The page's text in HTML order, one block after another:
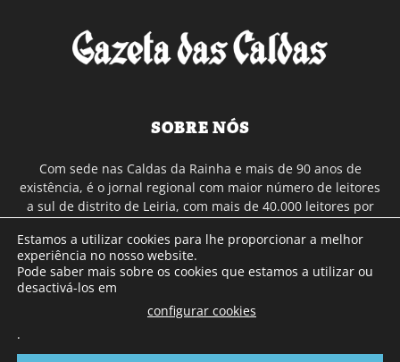
SOBRE NÓS
Com sede nas Caldas da Rainha e mais de 90 anos de
existência, é o jornal regional com maior número de leitores
a sul de distrito de Leiria, com mais de 40.000 leitores por
Continental e assinatura online.
SIGA-NOS
Estamos a utilizar cookies para lhe proporcionar a melhor
experiência no nosso website.
Pode saber mais sobre os cookies que estamos a utilizar ou
desactivá-los em
configurar cookies
.